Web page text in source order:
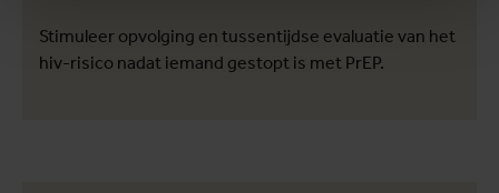
Stimuleer opvolging en tussentijdse evaluatie van het
hiv-risico nadat iemand gestopt is met PrEP.